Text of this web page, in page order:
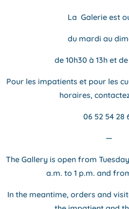
La Galerie est
du mardi au
de 10h30 à 13h et de
Pour les impatients et pour les
horaires,
06 52 54 28
—
The Gallery is open from
a.m. to 1 p.m. and
In the meantime, orders and